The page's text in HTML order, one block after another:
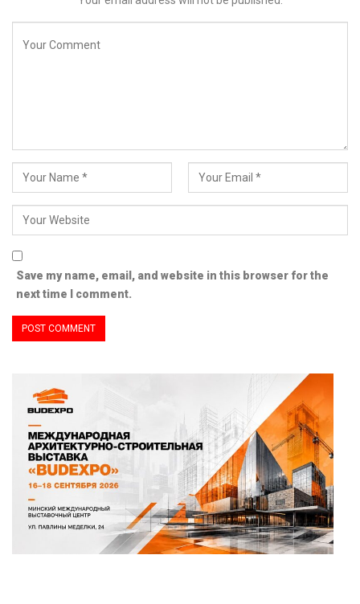
Save my name, email, and website in this browser for the
next time I comment.